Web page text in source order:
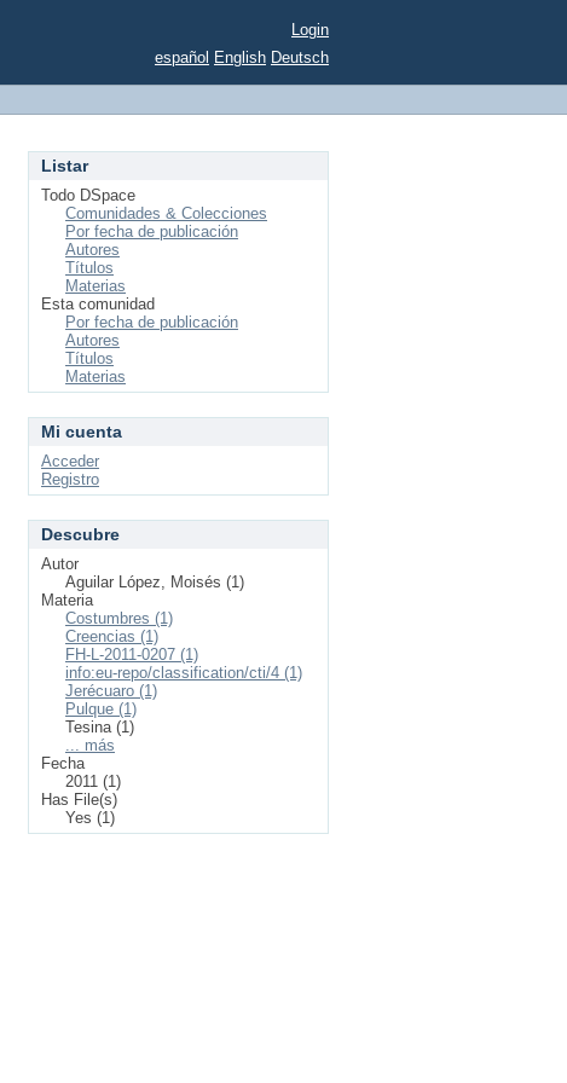
Login
español English Deutsch
Listar
Todo DSpace
Comunidades & Colecciones
Por fecha de publicación
Autores
Títulos
Materias
Esta comunidad
Por fecha de publicación
Autores
Títulos
Materias
Mi cuenta
Acceder
Registro
Descubre
Autor
Aguilar López, Moisés (1)
Materia
Costumbres (1)
Creencias (1)
FH-L-2011-0207 (1)
info:eu-repo/classification/cti/4 (1)
Jerécuaro (1)
Pulque (1)
Tesina (1)
... más
Fecha
2011 (1)
Has File(s)
Yes (1)